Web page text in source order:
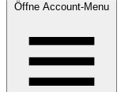
Öffne Account-Menu